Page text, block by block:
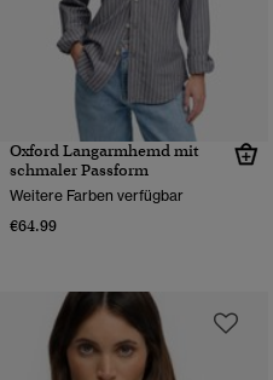
Oxford Langarmhemd mit
schmaler Passform
Weitere Farben verfügbar
€64.99